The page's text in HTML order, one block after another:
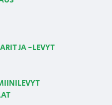
JA -LEVYT